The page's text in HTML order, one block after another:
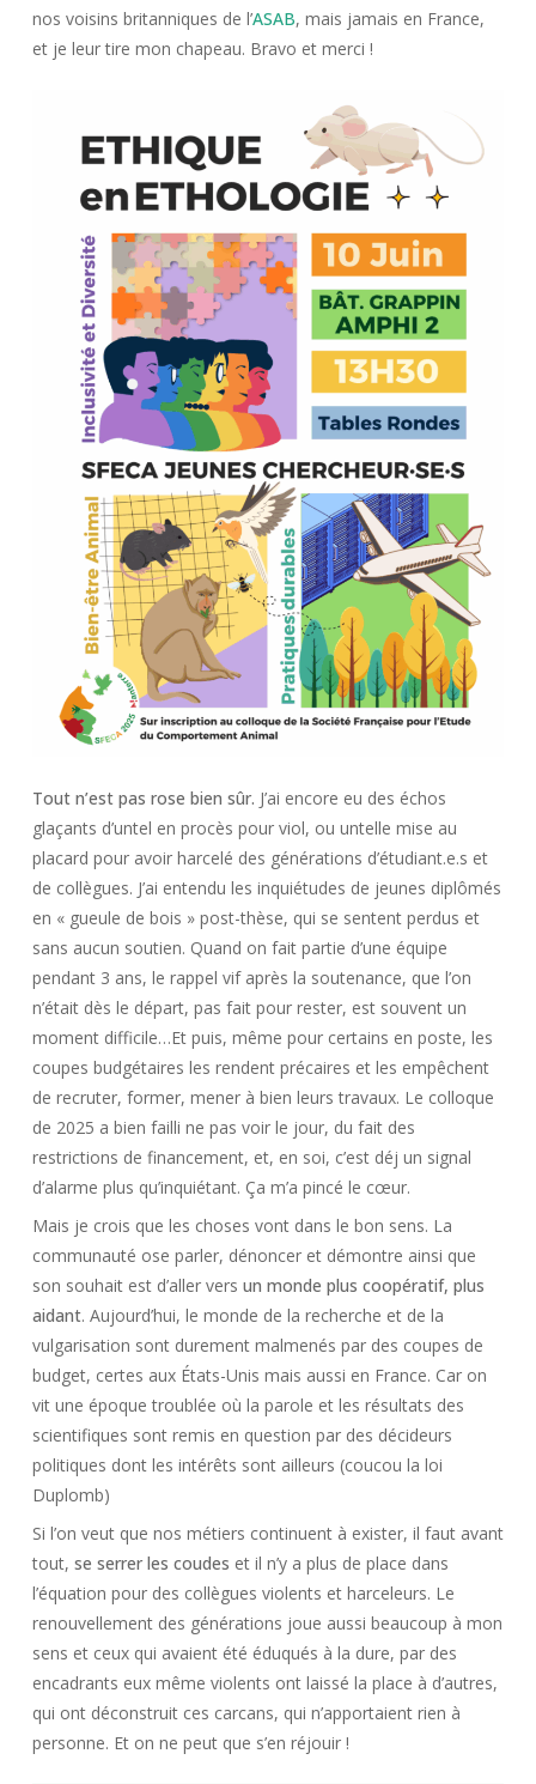
nos voisins britanniques de l’ASAB, mais jamais en France,
et je leur tire mon chapeau. Bravo et merci !
Tout n’est pas rose bien sûr. J’ai encore eu des échos
glaçants d’untel en procès pour viol, ou untelle mise au
placard pour avoir harcelé des générations d’étudiant.e.s et
de collègues. J’ai entendu les inquiétudes de jeunes diplômés
en « gueule de bois » post-thèse, qui se sentent perdus et
sans aucun soutien. Quand on fait partie d’une équipe
pendant 3 ans, le rappel vif après la soutenance, que l’on
n’était dès le départ, pas fait pour rester, est souvent un
moment difficile…Et puis, même pour certains en poste, les
coupes budgétaires les rendent précaires et les empêchent
de recruter, former, mener à bien leurs travaux. Le colloque
de 2025 a bien failli ne pas voir le jour, du fait des
restrictions de financement, et, en soi, c’est déj un signal
d’alarme plus qu’inquiétant. Ça m’a pincé le cœur.
Mais je crois que les choses vont dans le bon sens. La
communauté ose parler, dénoncer et démontre ainsi que
son souhait est d’aller vers un monde plus coopératif, plus
aidant. Aujourd’hui, le monde de la recherche et de la
vulgarisation sont durement malmenés par des coupes de
budget, certes aux États-Unis mais aussi en France. Car on
vit une époque troublée où la parole et les résultats des
scientifiques sont remis en question par des décideurs
politiques dont les intérêts sont ailleurs (coucou la loi
Duplomb)
Si l’on veut que nos métiers continuent à exister, il faut avant
tout, se serrer les coudes et il n’y a plus de place dans
l’équation pour des collègues violents et harceleurs. Le
renouvellement des générations joue aussi beaucoup à mon
sens et ceux qui avaient été éduqués à la dure, par des
encadrants eux même violents ont laissé la place à d’autres,
qui ont déconstruit ces carcans, qui n’apportaient rien à
personne. Et on ne peut que s’en réjouir !